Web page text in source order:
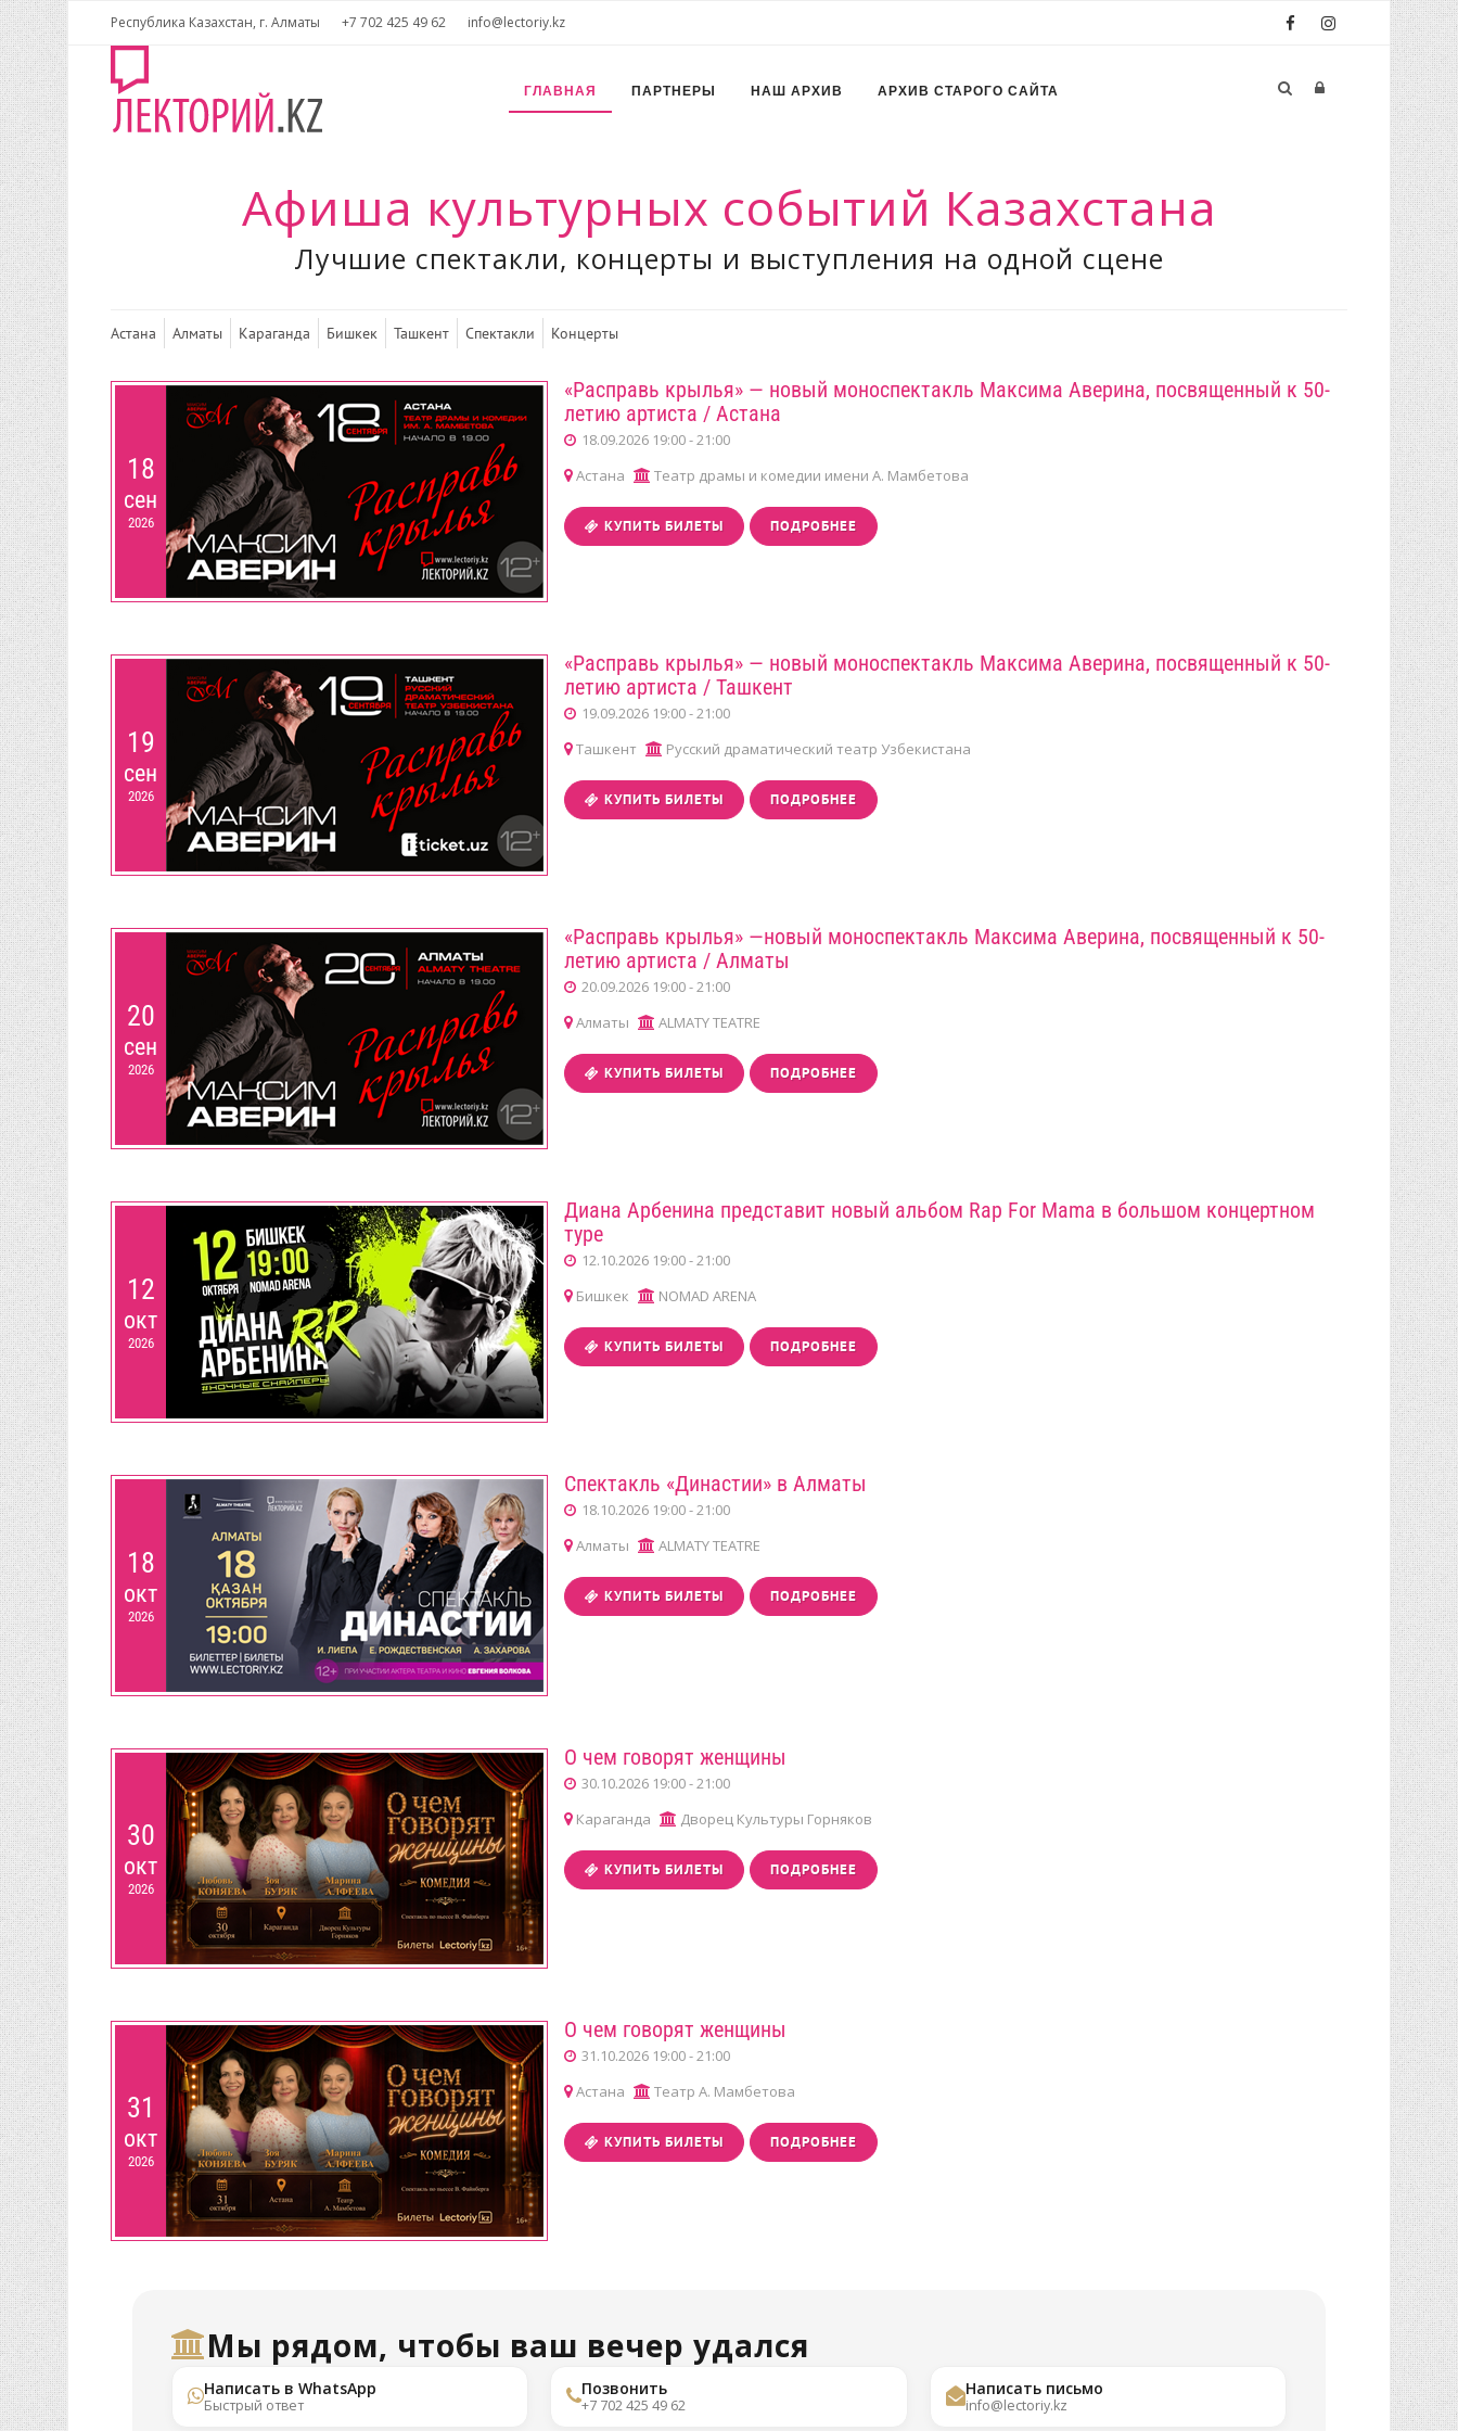
Республика Казахстан, г. Алматы +7 702 425 49 62 info@lectoriy.kz
ГЛАВНАЯ ПАРТНЕРЫ НАШ АРХИВ АРХИВ СТАРОГО САЙТА
Афиша культурных событий Казахстана
Лучшие спектакли, концерты и выступления на одной сцене
Астана Алматы Караганда Бишкек Ташкент Спектакли Концерты
18
сен
2026
«Расправь крылья» — новый моноспектакль Максима Аверина, посвященный к 50-
летию артиста / Астана
18.09.2026 19:00 - 21:00
Астана
Театр драмы и комедии имени А. Мамбетова
КУПИТЬ БИЛЕТЫ ПОДРОБНЕЕ
19
сен
2026
«Расправь крылья» — новый моноспектакль Максима Аверина, посвященный к 50-
летию артиста / Ташкент
19.09.2026 19:00 - 21:00
Ташкент
Русский драматический театр Узбекистана
КУПИТЬ БИЛЕТЫ ПОДРОБНЕЕ
20
сен
2026
«Расправь крылья» —новый моноспектакль Максима Аверина, посвященный к 50-
летию артиста / Алматы
20.09.2026 19:00 - 21:00
Алматы
ALMATY TEATRE
КУПИТЬ БИЛЕТЫ ПОДРОБНЕЕ
12
окт
2026
Диана Арбенина представит новый альбом Rap For Mama в большом концертном
туре
12.10.2026 19:00 - 21:00
Бишкек
NOMAD ARENA
КУПИТЬ БИЛЕТЫ ПОДРОБНЕЕ
18
окт
2026
Спектакль «Династии» в Алматы
18.10.2026 19:00 - 21:00
Алматы
ALMATY TEATRE
КУПИТЬ БИЛЕТЫ ПОДРОБНЕЕ
30
окт
2026
О чем говорят женщины
30.10.2026 19:00 - 21:00
Караганда
Дворец Культуры Горняков
КУПИТЬ БИЛЕТЫ ПОДРОБНЕЕ
31
окт
2026
О чем говорят женщины
31.10.2026 19:00 - 21:00
Астана
Театр А. Мамбетова
КУПИТЬ БИЛЕТЫ ПОДРОБНЕЕ
Мы рядом, чтобы ваш вечер удался
Написать в WhatsApp
Быстрый ответ
Позвонить
+7 702 425 49 62
Написать письмо
info@lectoriy.kz